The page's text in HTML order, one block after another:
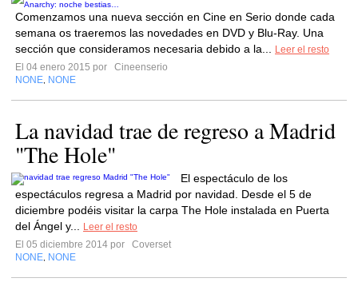
Comenzamos una nueva sección en Cine en Serio donde cada
semana os traeremos las novedades en DVD y Blu-Ray. Una
sección que consideramos necesaria debido a la...
Leer el resto
El 04 enero 2015 por
Cineenserio
NONE NONE
La navidad trae de regreso a Madrid
"The Hole"
El espectáculo de los
espectáculos regresa a Madrid por navidad. Desde el 5 de
diciembre podéis visitar la carpa The Hole instalada en Puerta
del Ángel y...
Leer el resto
El 05 diciembre 2014 por
Coverset
NONE NONE